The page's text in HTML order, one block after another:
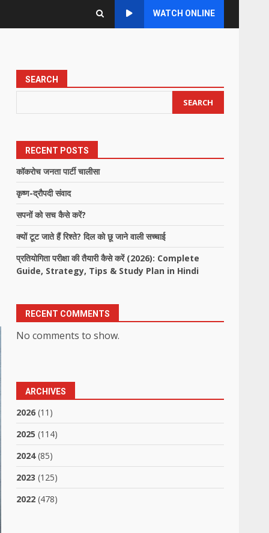
WATCH ONLINE
SEARCH
SEARCH
RECENT POSTS
कॉकरोच जनता पार्टी चालीसा
कृष्ण-द्रौपदी संवाद
सपनों को सच कैसे करें?
क्यों टूट जाते हैं रिश्ते? दिल को छू जाने वाली सच्चाई
प्रतियोगिता परीक्षा की तैयारी कैसे करें (2026): Complete
Guide, Strategy, Tips & Study Plan in Hindi
RECENT COMMENTS
No comments to show.
ARCHIVES
2026 (11)
2025 (114)
2024(85)
2023 (125)
2022 (478)